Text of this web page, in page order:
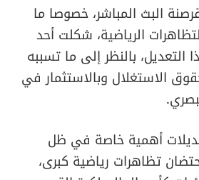
البث المباشر، خصوصا ما
الرياضية، شكلت أحد
التعديل، بالنظر إلى ما تسببه
الاستغلال وبالاستثمار في
أهمية خاصة في ظل
تظاهرات رياضية كبرى،